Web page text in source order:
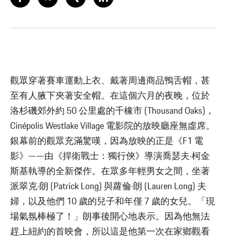
觀眾穿著賽車運動上衣、戴著周邊商品鴨舌帽，甚
至有人腋下夾著安全帽。在這個六月的夜晚，位於
洛杉磯郊外約 50 公里處的千橡市 (Thousand Oaks)，
Cinépolis Westlake Village 電影院的放映廳座無虛席。
銀幕前的觀眾充滿驚嘆，因為放映的正是《F1 電
影》——由《捍衛戰士：獨行俠》導演喬瑟夫·柯金
斯基執導的全新傑作。在眾多年輕男女之間，坐著
派翠克·朗 (Patrick Long) 與蘿倫·朗 (Lauren Long) 夫
婦，以及他們 10 歲的兒子和年僅 7 歲的女兒。「現
場氣氛棒極了！」朗事後開心地表示。因為他無法
趕上紐約的首映會，所以這是他第一次在家鄉觀看